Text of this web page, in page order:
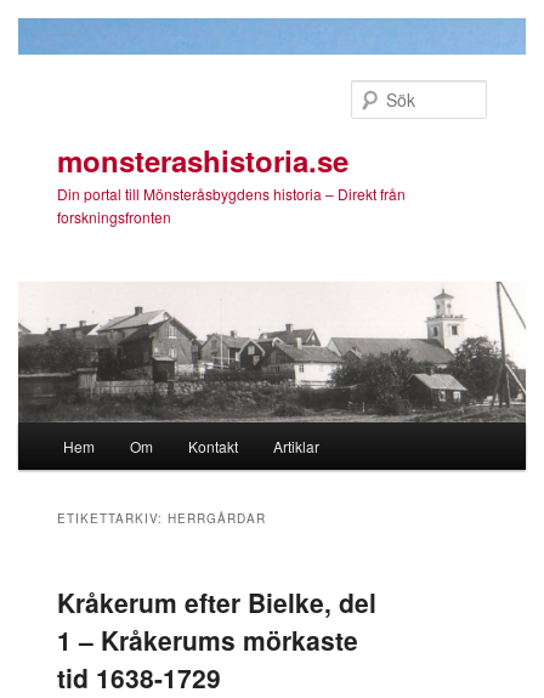
monsterashistoria.se
Din portal till Mönsteråsbygdens historia – Direkt från
forskningsfronten
Hoppa till huvudinnehåll
Hoppa till sekundärt innehåll
Hem Om Kontakt Artiklar
ETIKETTARKIV: HERRGÅRDAR
Kråkerum efter Bielke, del
1 – Kråkerums mörkaste
tid 1638-1729